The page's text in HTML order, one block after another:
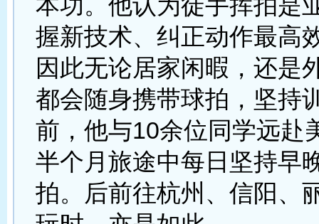
本功。他认为徒手挥拍是
握新技术、纠正动作最高
因此无论居家闲暇，还是
都会随身携带球拍，坚持
前，他与10余位同学远赴
半个月旅途中每日坚持早
拍。后前往杭州、信阳、